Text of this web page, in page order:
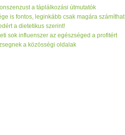
a táplálkozási útmutatók
is fontos, leginkább csak magára számíthat
a dietetikus szerint!
sok influenszer az egészséged a profitért
a közösségi oldalak